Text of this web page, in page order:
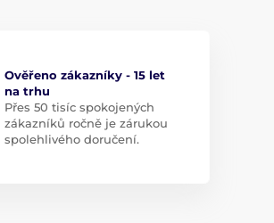
Ověřeno zákazníky - 15 let
na trhu
Přes 50 tisíc spokojených
zákazníků ročně je zárukou
spolehlivého doručení.